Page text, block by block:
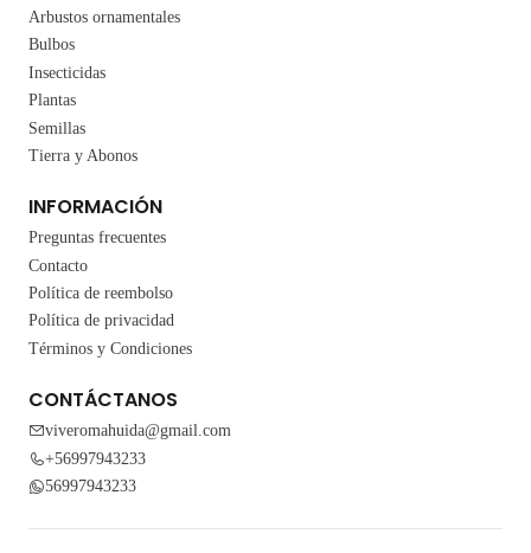
Arbustos ornamentales
Bulbos
Insecticidas
Plantas
Semillas
Tierra y Abonos
INFORMACIÓN
Preguntas frecuentes
Contacto
Política de reembolso
Política de privacidad
Términos y Condiciones
CONTÁCTANOS
viveromahuida@gmail.com
+56997943233
56997943233